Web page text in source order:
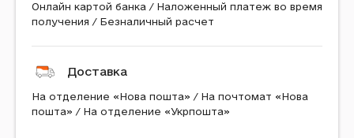
Онлайн картой банка / Наложенный платеж во время
получения / Безналичный расчет
Доставка
На отделение «Нова пошта» / На почтомат «Нова
пошта» / На отделение «Укрпошта»